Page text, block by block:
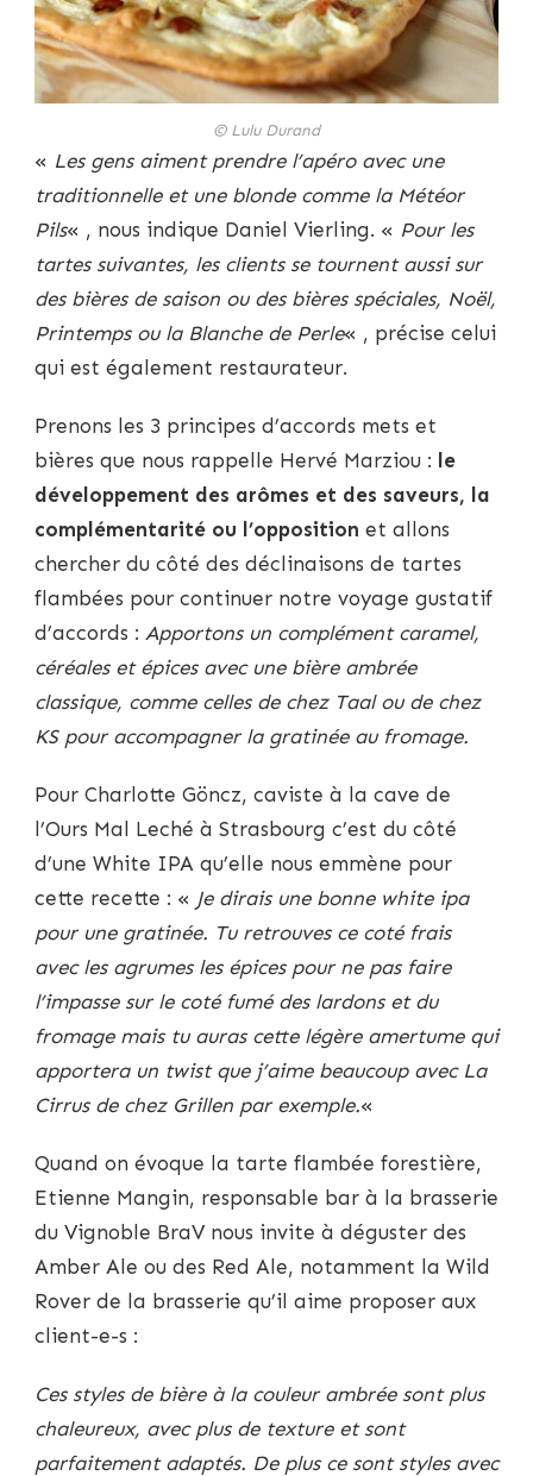
© Lulu Durand
« Les gens aiment prendre l’apéro avec une
traditionnelle et une blonde comme la Météor
Pils« , nous indique Daniel Vierling. « Pour les
tartes suivantes, les clients se tournent aussi sur
des bières de saison ou des bières spéciales, Noël,
Printemps ou la Blanche de Perle« , précise celui
qui est également restaurateur.
Prenons les 3 principes d’accords mets et
bières que nous rappelle Hervé Marziou : le
développement des arômes et des saveurs, la
complémentarité ou l’opposition et allons
chercher du côté des déclinaisons de tartes
flambées pour continuer notre voyage gustatif
d’accords : Apportons un complément caramel,
céréales et épices avec une bière ambrée
classique, comme celles de chez Taal ou de chez
KS pour accompagner la gratinée au fromage.
Pour Charlotte Göncz, caviste à la cave de
l’Ours Mal Leché à Strasbourg c’est du côté
d’une White IPA qu’elle nous emmène pour
cette recette : « Je dirais une bonne white ipa
pour une gratinée. Tu retrouves ce coté frais
avec les agrumes les épices pour ne pas faire
l’impasse sur le coté fumé des lardons et du
fromage mais tu auras cette légère amertume qui
apportera un twist que j’aime beaucoup avec La
Cirrus de chez Grillen par exemple.«
Quand on évoque la tarte flambée forestière,
Etienne Mangin, responsable bar à la brasserie
du Vignoble BraV nous invite à déguster des
Amber Ale ou des Red Ale, notamment la Wild
Rover de la brasserie qu’il aime proposer aux
client-e-s :
Ces styles de bière à la couleur ambrée sont plus
chaleureux, avec plus de texture et sont
parfaitement adaptés. De plus ce sont styles avec